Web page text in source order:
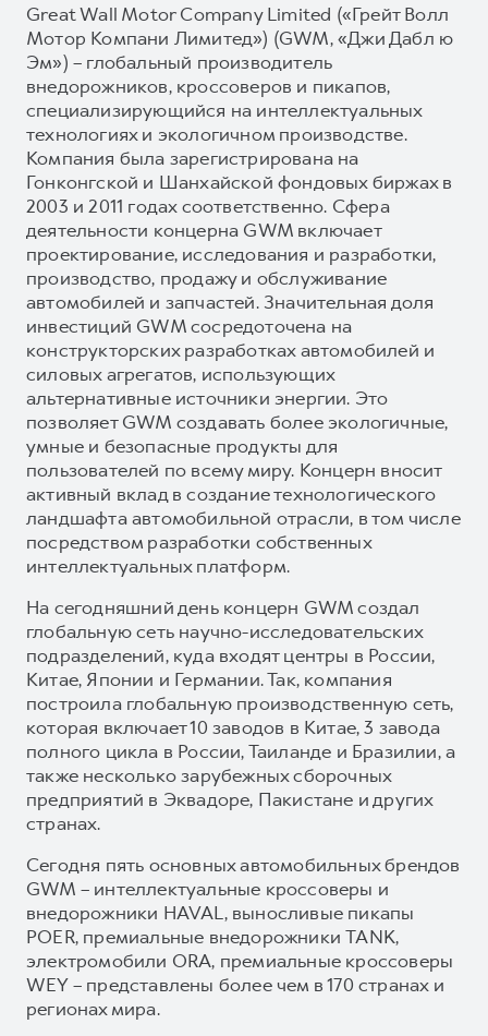
Great Wall Motor Company Limited («Грейт Волл
Мотор Компани Лимитед») (GWM, «Джи Дабл ю
Эм») – глобальный производитель
внедорожников, кроссоверов и пикапов,
специализирующийся на интеллектуальных
технологиях и экологичном производстве.
Компания была зарегистрирована на
Гонконгской и Шанхайской фондовых биржах в
2003 и 2011 годах соответственно. Сфера
деятельности концерна GWM включает
проектирование, исследования и разработки,
производство, продажу и обслуживание
автомобилей и запчастей. Значительная доля
инвестиций GWM сосредоточена на
конструкторских разработках автомобилей и
силовых агрегатов, использующих
альтернативные источники энергии. Это
позволяет GWM создавать более экологичные,
умные и безопасные продукты для
пользователей по всему миру. Концерн вносит
активный вклад в создание технологического
ландшафта автомобильной отрасли, в том числе
посредством разработки собственных
интеллектуальных платформ.
На сегодняшний день концерн GWM создал
глобальную сеть научно-исследовательских
подразделений, куда входят центры в России,
Китае, Японии и Германии. Так, компания
построила глобальную производственную сеть,
которая включает 10 заводов в Китае, 3 завода
полного цикла в России, Таиланде и Бразилии, а
также несколько зарубежных сборочных
предприятий в Эквадоре, Пакистане и других
странах.
Сегодня пять основных автомобильных брендов
GWM – интеллектуальные кроссоверы и
внедорожники HAVAL, выносливые пикапы
POER, премиальные внедорожники TANK,
электромобили ORA, премиальные кроссоверы
WEY – представлены более чем в 170 странах и
регионах мира.